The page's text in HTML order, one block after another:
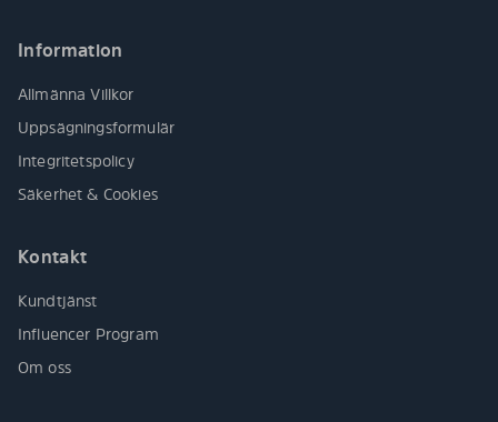
Information
Allmänna Villkor
Uppsägningsformulär
Integritetspolicy
Säkerhet & Cookies
Kontakt
Kundtjänst
Influencer Program
Om oss